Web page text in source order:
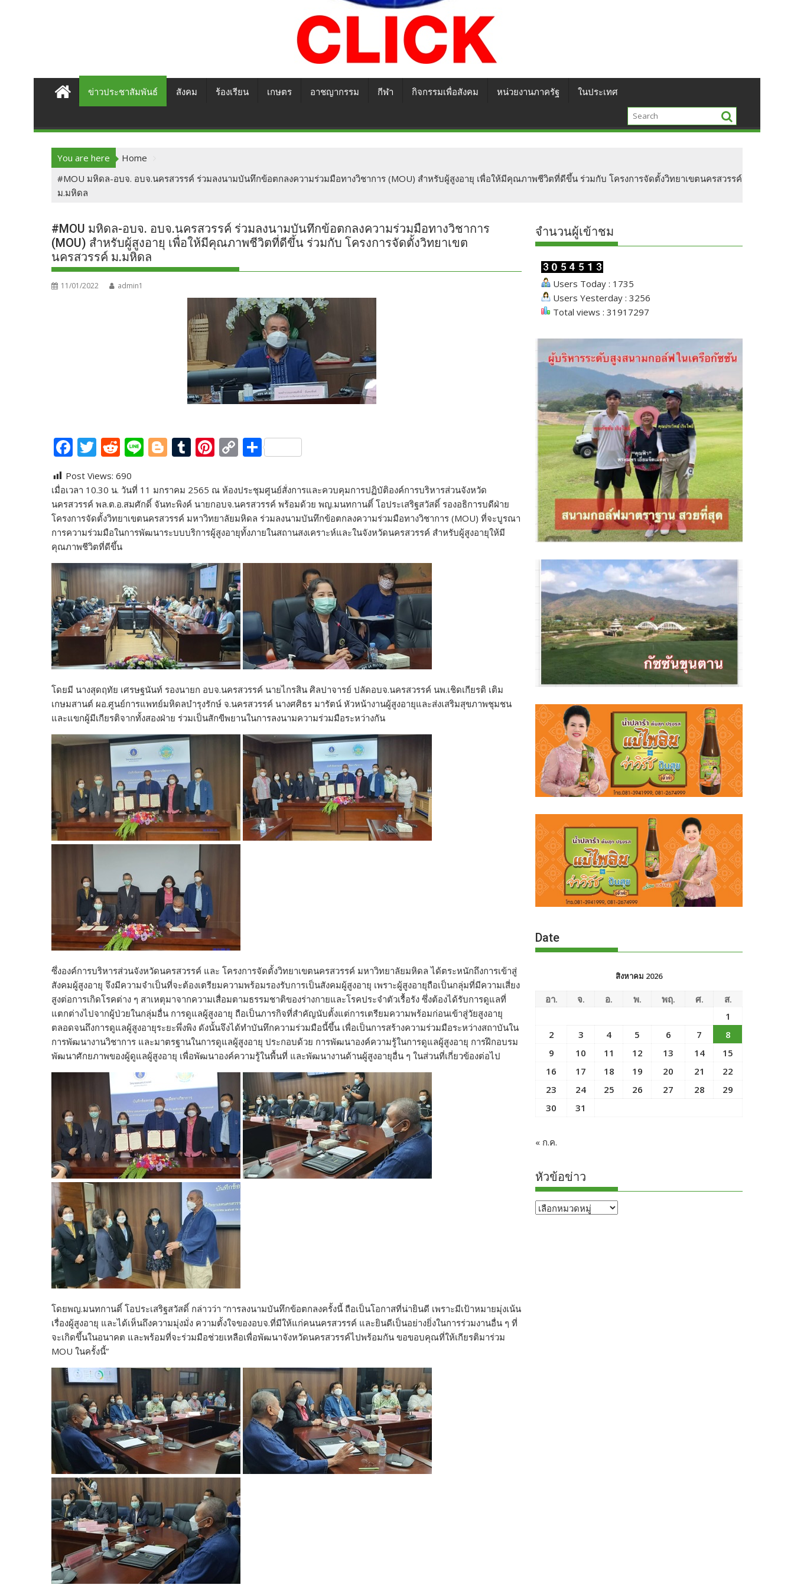
ข่าวประชาสัมพันธ์ สังคม ร้องเรียน เกษตร อาชญากรรม กีฬา กิจกรรมเพื่อสังคม หน่วยงานภาครัฐ ในประเทศ
You are here
Home
#MOU มหิดล-อบจ. อบจ.นครสวรรค์ ร่วมลงนามบันทึกข้อตกลงความร่วมมือทางวิชาการ (MOU) สำหรับผู้สูงอายุ เพื่อให้มีคุณภาพชีวิตที่ดีขึ้น ร่วมกับ โครงการจัดตั้งวิทยาเขตนครสวรรค์
ม.มหิดล
#MOU มหิดล-อบจ. อบจ.นครสวรรค์ ร่วมลงนามบันทึกข้อตกลงความร่วมมือทางวิชาการ
(MOU) สำหรับผู้สูงอายุ เพื่อให้มีคุณภาพชีวิตที่ดีขึ้น ร่วมกับ โครงการจัดตั้งวิทยาเขต
นครสวรรค์ ม.มหิดล
11/01/2022 admin1
F
e
b
o
o
k
T
itt
er
R
d
di
t
Li
e
Bl
g
g
er
T
m
bl
r
Pi
er
e
st
C
p
y
Li
n
k
S
ar
e
Post Views: 690
เมื่อเวลา 10.30 น. วันที่ 11 มกราคม 2565 ณ ห้องประชุมศูนย์สั่งการและควบคุมการปฏิบัติองค์การบริหารส่วนจังหวัด
นครสวรรค์ พล.ต.อ.สมศักดิ์ จันทะพิงค์ นายกอบจ.นครสวรรค์ พร้อมด้วย พญ.มนทกานติ์ โอประเสริฐสวัสดิ์ รองอธิการบดีฝ่าย
โครงการจัดตั้งวิทยาเขตนครสวรรค์ มหาวิทยาลัยมหิดล ร่วมลงนามบันทึกข้อตกลงความร่วมมือทางวิชาการ (MOU) ที่จะบูรณา
การความร่วมมือในการพัฒนาระบบบริการผู้สูงอายุทั้งภายในสถานสงเคราะห์และในจังหวัดนครสวรรค์ สำหรับผู้สูงอายุให้มี
คุณภาพชีวิตที่ดีขึ้น
โดยมี นางสุดฤทัย เศรษฐนันท์ รองนายก อบจ.นครสวรรค์ นายไกรสิน ศิลปาจารย์ ปลัดอบจ.นครสวรรค์ นพ.เชิดเกียรติ เติม
เกษมสานต์ ผอ.ศูนย์การแพทย์มหิดลบำรุงรักษ์ จ.นครสวรรค์ นางศศิธร มารัตน์ หัวหน้างานผู้สูงอายุและส่งเสริมสุขภาพชุมชน
และแขกผู้มีเกียรติจากทั้งสองฝ่าย ร่วมเป็นสักขีพยานในการลงนามความร่วมมือระหว่างกัน
ซึ่งองค์การบริหารส่วนจังหวัดนครสวรรค์ และ โครงการจัดตั้งวิทยาเขตนครสวรรค์ มหาวิทยาลัยมหิดล ได้ตระหนักถึงการเข้าสู่
สังคมผู้สูงอายุ จึงมีความจำเป็นที่จะต้องเตรียมความพร้อมรองรับการเป็นสังคมผู้สูงอายุ เพราะผู้สูงอายุถือเป็นกลุ่มที่มีความเสี่ยง
สูงต่อการเกิดโรคต่าง ๆ สาเหตุมาจากความเสื่อมตามธรรมชาติของร่างกายและโรคประจำตัวเรื้อรัง ซึ่งต้องได้รับการดูแลที่
แตกต่างไปจากผู้ป่วยในกลุ่มอื่น การดูแลผู้สูงอายุ ถือเป็นภารกิจที่สำคัญนับตั้งแต่การเตรียมความพร้อมก่อนเข้าสู่วัยสูงอายุ
ตลอดจนถึงการดูแลผู้สูงอายุระยะพึ่งพิง ดังนั้นจึงได้ทำบันทึกความร่วมมือนี้ขึ้น เพื่อเป็นการสร้างความร่วมมือระหว่างสถาบันใน
การพัฒนางานวิชาการ และมาตรฐานในการดูแลผู้สูงอายุ ประกอบด้วย การพัฒนาองค์ความรู้ในการดูแลผู้สูงอายุ การฝึกอบรม
พัฒนาศักยภาพของผู้ดูแลผู้สูงอายุ เพื่อพัฒนาองค์ความรู้ในพื้นที่ และพัฒนางานด้านผู้สูงอายุอื่น ๆ ในส่วนที่เกี่ยวข้องต่อไป
โดยพญ.มนทกานติ์ โอประเสริฐสวัสดิ์ กล่าวว่า “การลงนามบันทึกข้อตกลงครั้งนี้ ถือเป็นโอกาสที่น่ายินดี เพราะมีเป้าหมายมุ่งเน้น
เรื่องผู้สูงอายุ และได้เห็นถึงความมุ่งมั่ง ความตั้งใจของอบจ.ที่มีให้แก่คนนครสวรรค์ และยินดีเป็นอย่างยิ่งในการร่วมงานอื่น ๆ ที่
จะเกิดขึ้นในอนาคต และพร้อมที่จะร่วมมือช่วยเหลือเพื่อพัฒนาจังหวัดนครสวรรค์ไปพร้อมกัน ขอขอบคุณที่ให้เกียรติมาร่วม
MOU ในครั้งนี้”
จำนวนผู้เข้าชม
Users Today : 1735
Users Yesterday : 3256
Total views : 31917297
Date
สิงหาคม 2026
อา. จ. อ. พ. พฤ. ศ.
ส.
1
2
3 4 5 6 7
8
9
10 11 12 13 14
15
16
17 18 19 20 21
22
23
24 25 26 27 28
29
30
31
« ก.ค.
หัวข้อข่าว
หัวข้อ